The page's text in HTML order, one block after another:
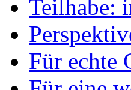
Teilhabe:
Für echte